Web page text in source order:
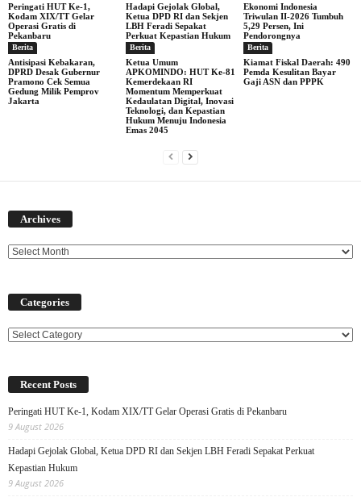
Peringati HUT Ke-1,
Kodam XIX/TT Gelar
Operasi Gratis di
Pekanbaru
Hadapi Gejolak Global,
Ketua DPD RI dan Sekjen
LBH Feradi Sepakat
Perkuat Kepastian Hukum
Ekonomi Indonesia
Triwulan II-2026 Tumbuh
5,29 Persen, Ini
Pendorongnya
Berita
Antisipasi Kebakaran,
DPRD Desak Gubernur
Pramono Cek Semua
Gedung Milik Pemprov
Jakarta
Berita
Ketua Umum
APKOMINDO: HUT Ke-81
Kemerdekaan RI
Momentum Memperkuat
Kedaulatan Digital, Inovasi
Teknologi, dan Kepastian
Hukum Menuju Indonesia
Emas 2045
Berita
Kiamat Fiskal Daerah: 490
Pemda Kesulitan Bayar
Gaji ASN dan PPPK
Archives
Categories
Categories
Recent Posts
Peringati HUT Ke-1, Kodam XIX/TT Gelar Operasi Gratis di Pekanbaru
9 August 2026
Hadapi Gejolak Global, Ketua DPD RI dan Sekjen LBH Feradi Sepakat Perkuat
Kepastian Hukum
9 August 2026